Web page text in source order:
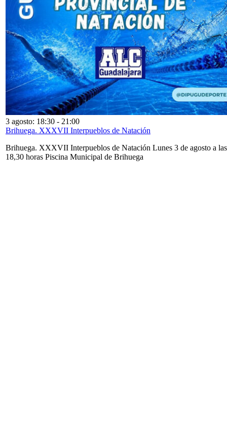
3 agosto: 18:30 - 21:00
Brihuega. XXXVII Interpueblos de Natación
Brihuega. XXXVII Interpueblos de Natación Lunes 3 de agosto a las
18,30 horas Piscina Municipal de Brihuega